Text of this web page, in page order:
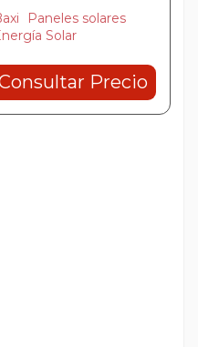
Paneles solares
Solar
Precio